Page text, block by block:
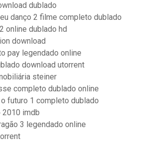
dublado
danço 2 filme completo dublado
online dublado hd
download
pay legendado online
download utorrent
steiner
completo dublado online
futuro 1 completo dublado
2010 imdb
3 legendado online